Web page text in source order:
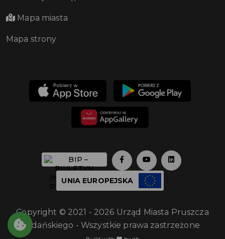
Mapa miasta
Mapa strony
UNIA EUROPEJSKA
Copyright © 2021 - 2026 Urząd Miasta Pruszcza
Gdańskiego - Wszystkie prawa zastrzeżone